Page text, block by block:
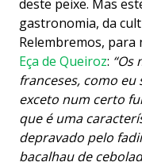
deste peixe. Mas
gastronomia, da
Relembremos, para
Eça de Queiroz: “Os
franceses, como
exceto num certo
que é uma
depravado pelo
bacalhau de